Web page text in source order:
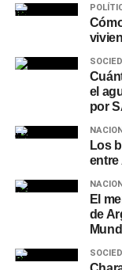
el
por
Los
entre
El
de